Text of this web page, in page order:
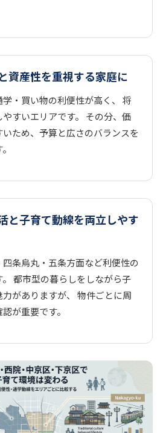
資産性を重視する家庭に
・買い物の利便性が高く、 将
すいエリアです。 その分、価
ため、予算と広さのバランスを
と子育て動線を両立しやす
条烏丸・五条方面など利便性の
都市型の暮らしをしながら子
がありますが、 物件ごとに周
が重要です。